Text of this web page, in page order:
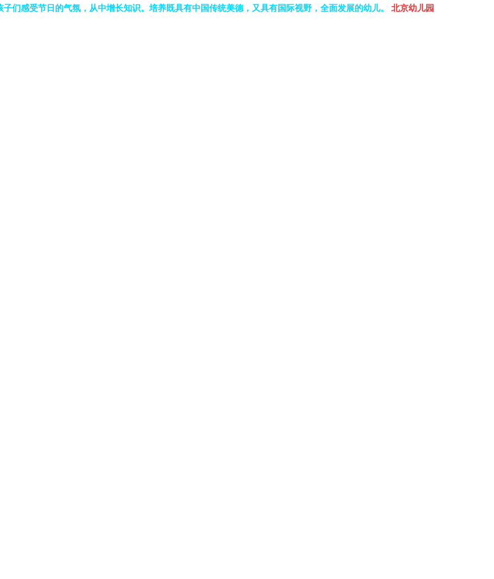
们感受节日的气氛，从中增长知识。培养既具有中国传统美德，又具有国际视野，全面发展的幼儿。 北京幼儿园